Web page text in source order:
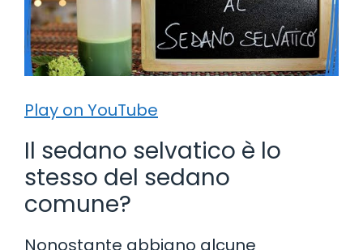
Play on YouTube
Il sedano selvatico è lo
stesso del sedano
comune?
Nonostante abbiano alcune